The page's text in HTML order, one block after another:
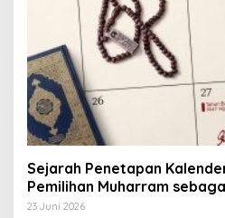
Sejarah Penetapan
Pemilihan Muharram
23 Juni 2026